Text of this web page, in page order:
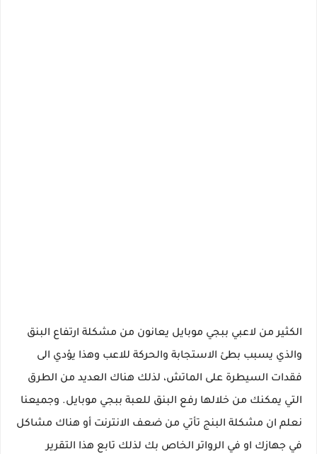
الكثير من لاعبي ببجي موبايل يعانون من مشكلة ارتفاع البنق
والذي يسبب بطئ الاستجابة والحركة للاعب وهذا يؤدي الى
فقدات السيطرة على الماتش، لذلك هناك العديد من الطرق
التي يمكنك من خلالها رفع البنق للعبة ببجي موبايل. وجميعنا
نعلم ان مشكلة البنج تأتي من ضعف الانترنت أو هناك مشاكل
في جهازك او في الرواتر الخاص بك لذلك تابع هذا التقرير